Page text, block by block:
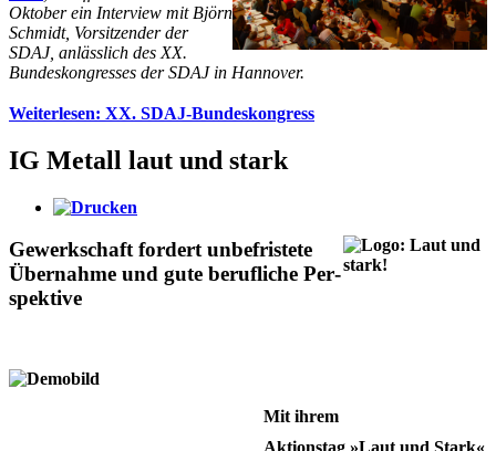
Oktober ein Interview mit Björn
Schmidt, Vorsitzender der
SDAJ, anlässlich des XX.
Bundeskongresses der SDAJ in Hannover.
Weiterlesen: XX. SDAJ-Bundeskongress
IG Metall laut und stark
Gewerk­schaft for­dert un­­be­­fris­te­te
Über­nahme und gute beruf­liche Per­
spek­tive
Mit ihrem
Aktionstag »Laut und Stark«